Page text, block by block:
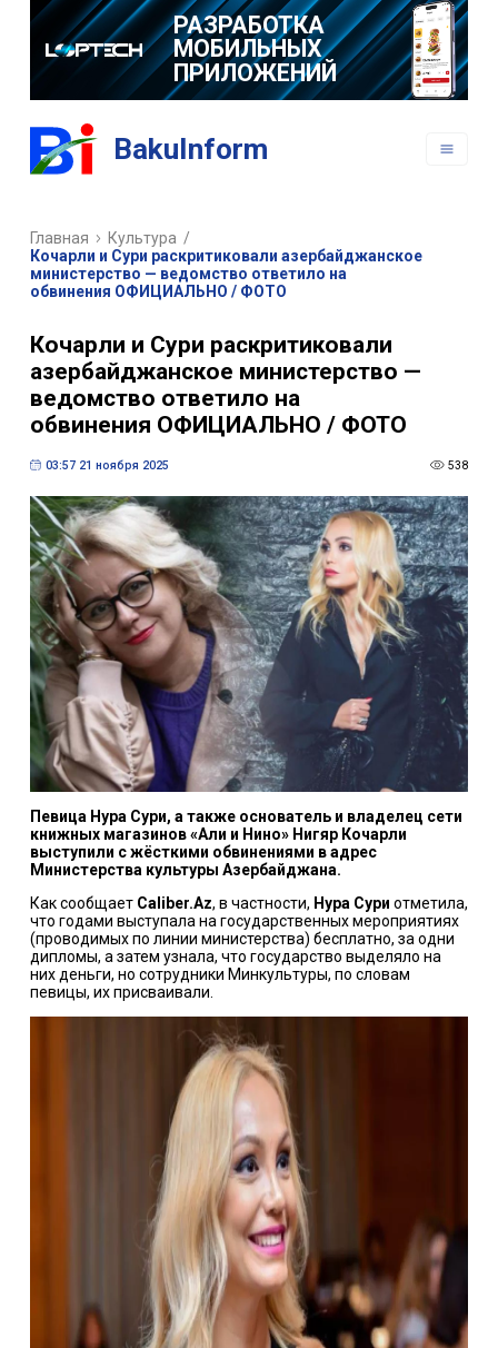
РАЗРАБОТКА
МОБИЛЬНЫХ
ПРИЛОЖЕНИЙ
BakuInform
Главная Культура /
Кочарли и Сури раскритиковали азербайджанское
министерство — ведомство ответило на
обвинения ОФИЦИАЛЬНО / ФОТО
Кочарли и Сури раскритиковали
азербайджанское министерство —
ведомство ответило на
обвинения ОФИЦИАЛЬНО / ФОТО
03:57 21 ноября 2025 538
Певица Нура Сури, а также основатель и владелец сети
книжных магазинов «Али и Нино» Нигяр Кочарли
выступили с жёсткими обвинениями в адрес
Министерства культуры Азербайджана.
Как сообщает Сaliber.Az, в частности, Нура Сури отметила,
что годами выступала на государственных мероприятиях
(проводимых по линии министерства) бесплатно, за одни
дипломы, а затем узнала, что государство выделяло на
них деньги, но сотрудники Минкультуры, по словам
певицы, их присваивали.